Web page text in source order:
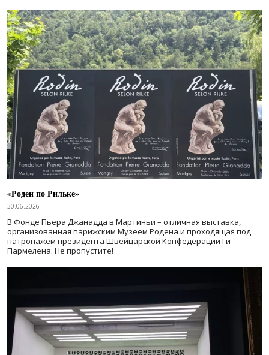
«Роден по Рильке»
30.06.2026
В Фонде Пьера Джанадда в Мартиньи – отличная выставка,
организованная парижским Музеем Родена и проходящая под
патронажем президента Швейцарской Конфедерации Ги
Пармелена. Не пропустите!